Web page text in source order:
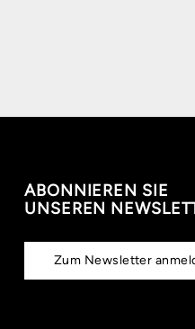
ABONNIEREN SIE
UNSEREN
Zum Newsletter